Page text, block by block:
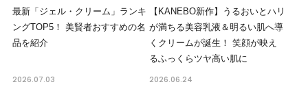
最新「ジェル・クリーム」ランキ
ングTOP5！ 美賢者おすすめの名
品を紹介
2026.07.03
【KANEBO新作】うるおいとハリ
が満ちる美容乳液＆明るい肌へ導
くクリームが誕生！ 笑顔が映え
るふっくらツヤ高い肌に
2026.06.24